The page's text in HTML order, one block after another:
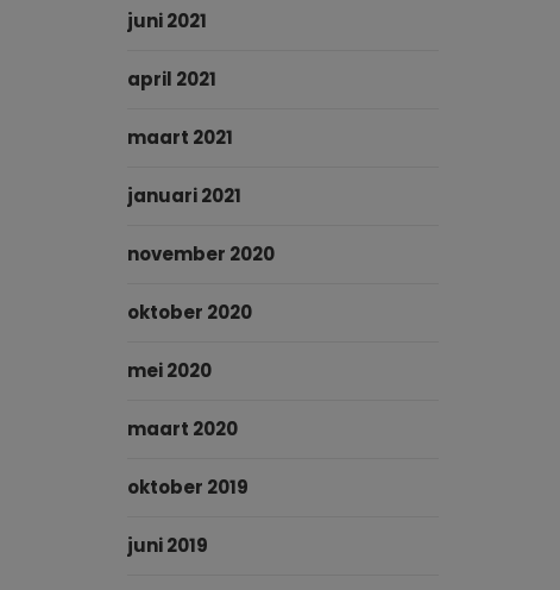
juni 2021
april 2021
maart 2021
januari 2021
november 2020
oktober 2020
mei 2020
maart 2020
oktober 2019
juni 2019